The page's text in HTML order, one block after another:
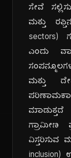
ಸೇವೆ
ಮತ್ತು
sectors)
ಎಂದು
ಮತ್ತು
ಗ್ರಾಮೀಣ
ವಿಸ್ತರಿಸುವ